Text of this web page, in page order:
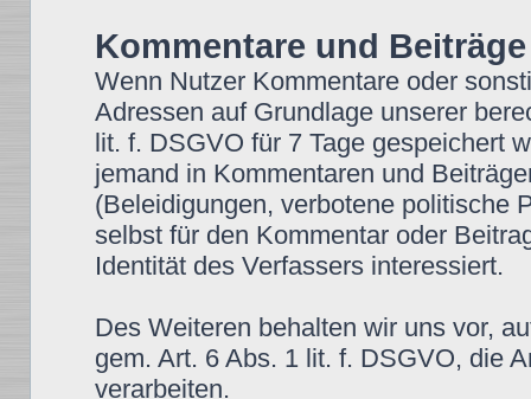
Kommentare und Beiträge
Wenn Nutzer Kommentare oder
Adressen auf Grundlage unserer
lit. f. DSGVO für 7 Tage gespeichert
jemand in Kommentaren und
(Beleidigungen, verbotene politische
selbst für den Kommentar oder
Identität des Verfassers interessiert.
Des Weiteren behalten wir uns vor,
gem. Art. 6 Abs. 1 lit. f. DSGVO, die
verarbeiten.